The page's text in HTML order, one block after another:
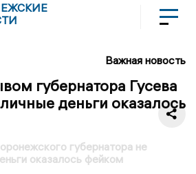
Важная новость
губернатора Гусева
деньги оказалось
губернатора не
оказалось фейком